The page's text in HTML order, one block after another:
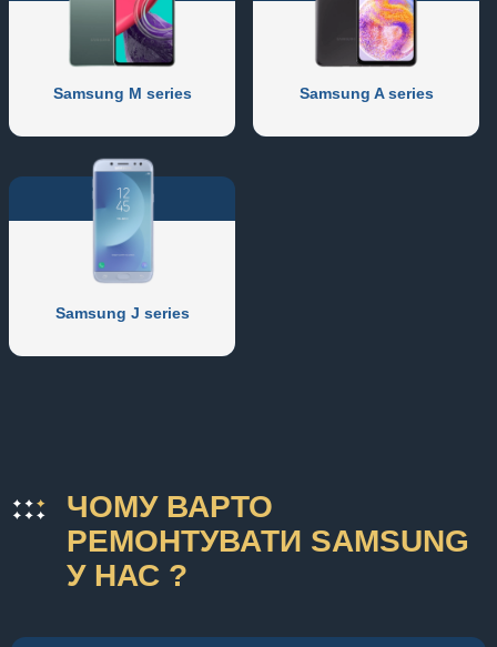
Samsung M series Samsung A series
Samsung J series
ЧОМУ ВАРТО
РЕМОНТУВАТИ SAMSUNG
У НАС ?